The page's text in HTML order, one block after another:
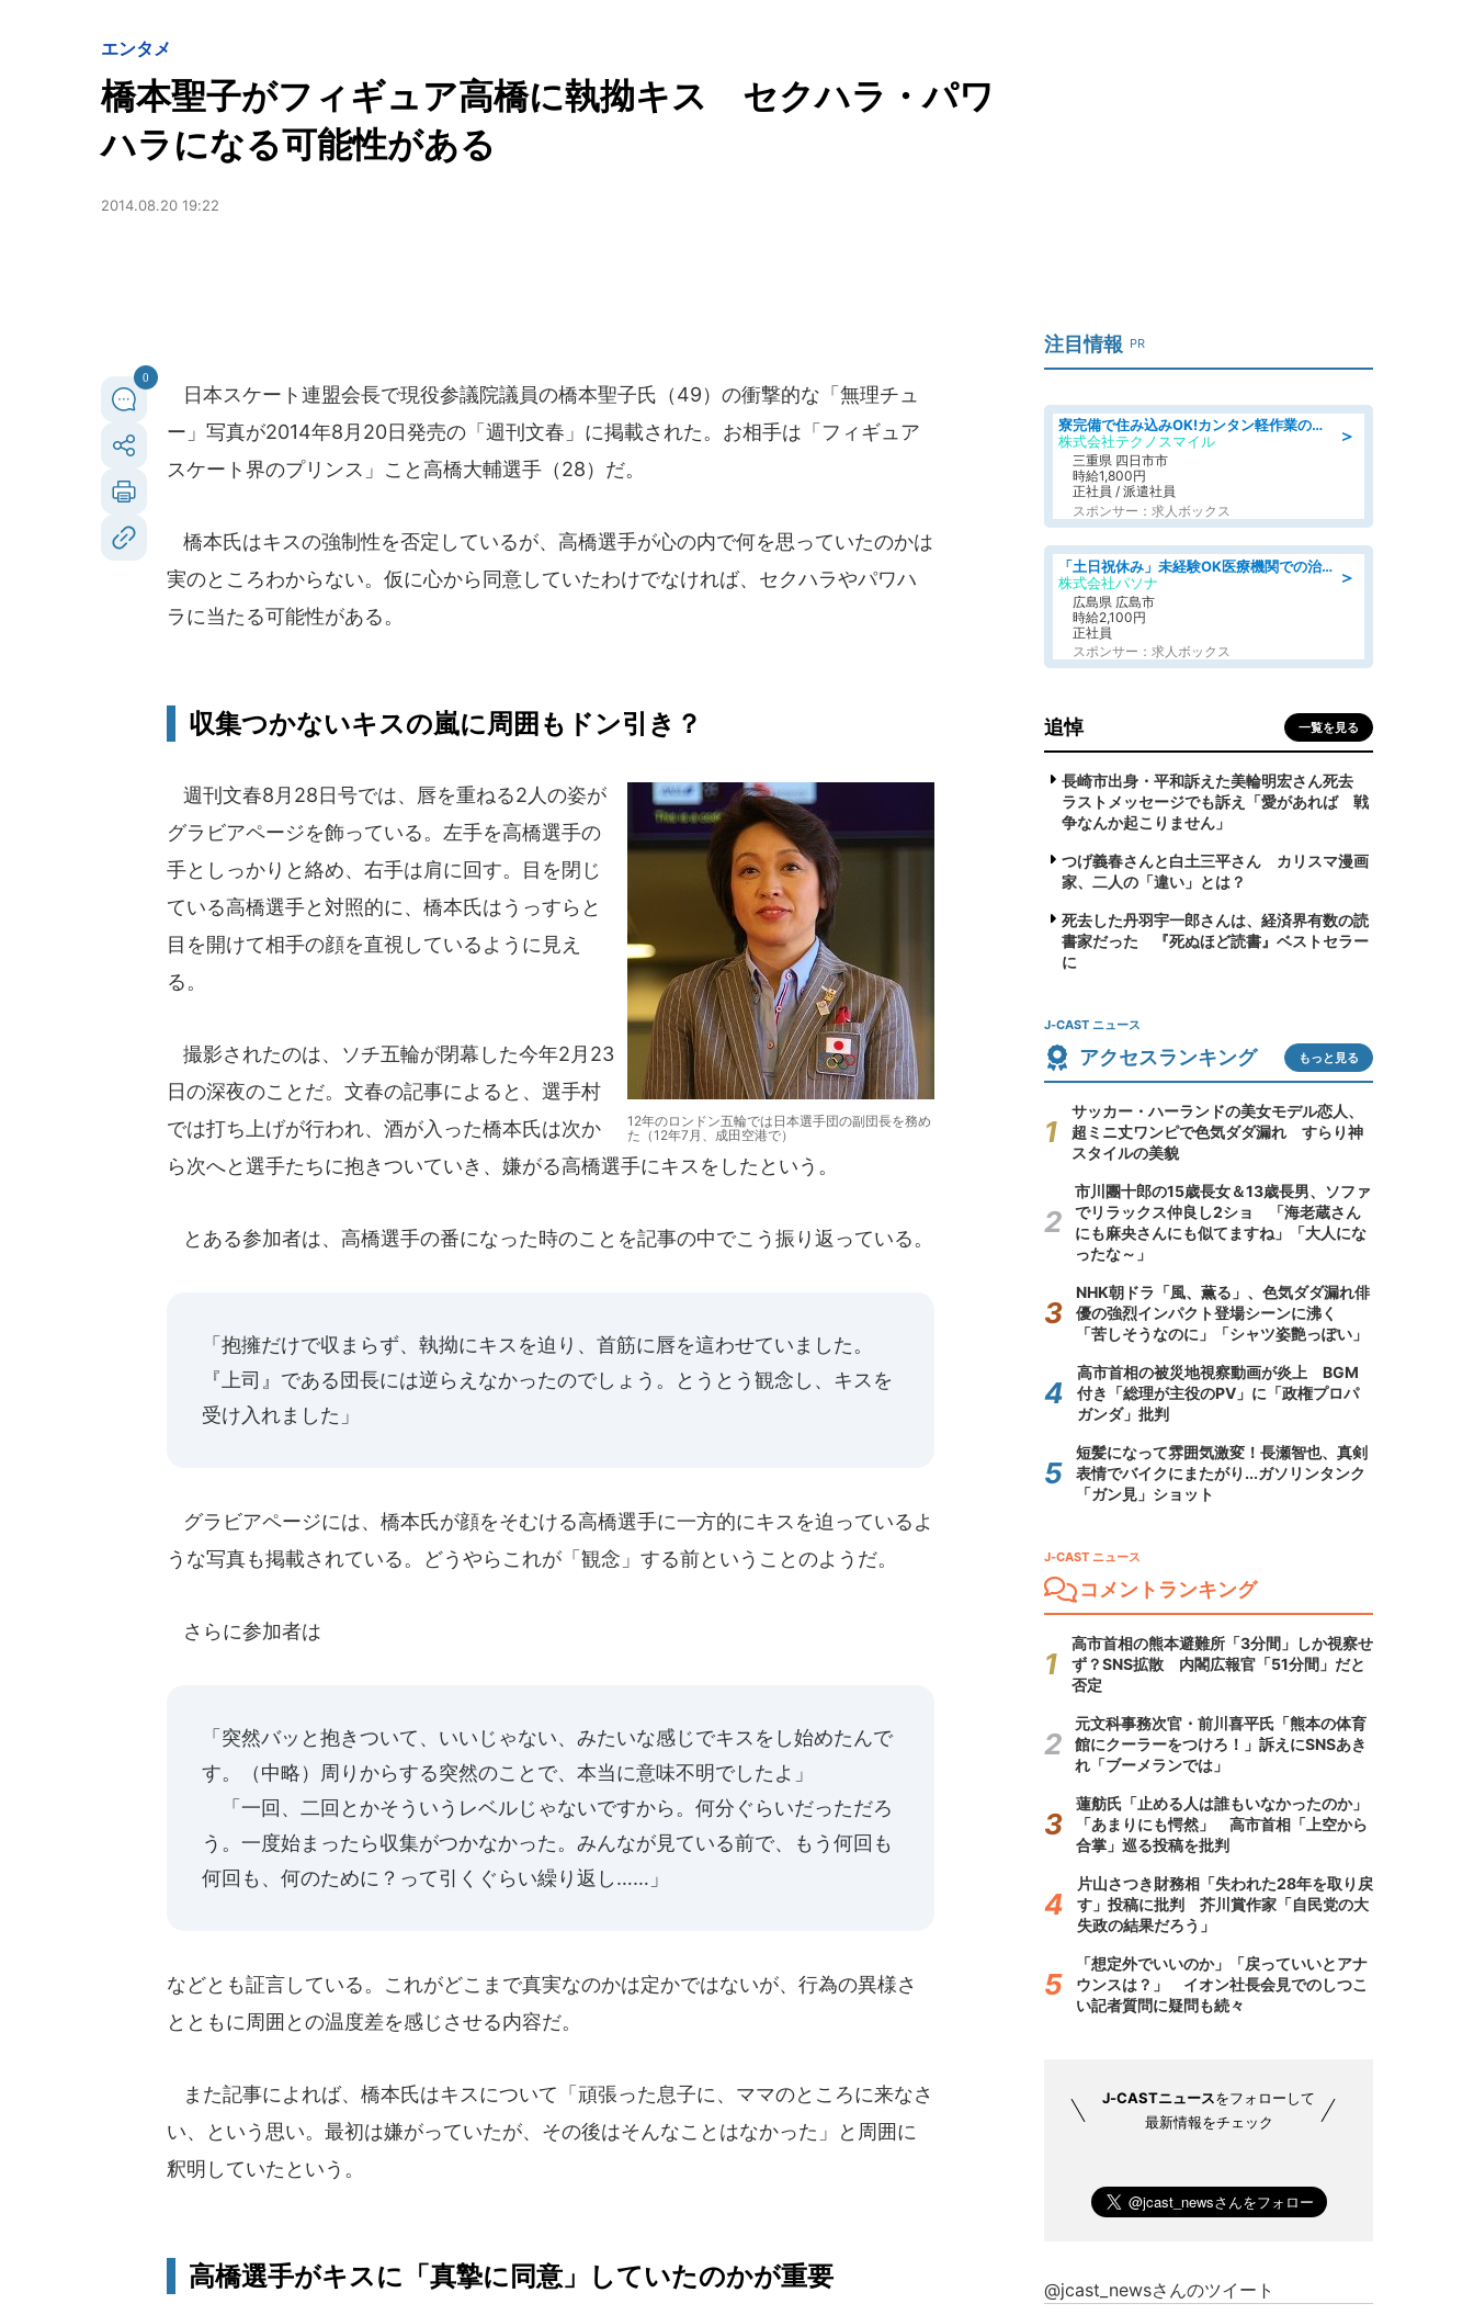
エンタメ
橋本聖子がフィギュア高橋に執拗キス セクハラ・パワ
ハラになる可能性がある
2014.08.20 19:22
0
日本スケート連盟会長で現役参議院議員の橋本聖子氏（49）の衝撃的な「無理チュ
ー」写真が2014年8月20日発売の「週刊文春」に掲載された。お相手は「フィギュア
スケート界のプリンス」こと高橋大輔選手（28）だ。
橋本氏はキスの強制性を否定しているが、高橋選手が心の内で何を思っていたのかは
実のところわからない。仮に心から同意していたわけでなければ、セクハラやパワハ
ラに当たる可能性がある。
収集つかないキスの嵐に周囲もドン引き？
12年のロンドン五輪では日本選手団の副団長を務め
た（12年7月、成田空港で）
週刊文春8月28日号では、唇を重ねる2人の姿が
グラビアページを飾っている。左手を高橋選手の
手としっかりと絡め、右手は肩に回す。目を閉じ
ている高橋選手と対照的に、橋本氏はうっすらと
目を開けて相手の顔を直視しているように見え
る。
撮影されたのは、ソチ五輪が閉幕した今年2月23
日の深夜のことだ。文春の記事によると、選手村
では打ち上げが行われ、酒が入った橋本氏は次か
ら次へと選手たちに抱きついていき、嫌がる高橋選手にキスをしたという。
とある参加者は、高橋選手の番になった時のことを記事の中でこう振り返っている。
「抱擁だけで収まらず、執拗にキスを迫り、首筋に唇を這わせていました。
『上司』である団長には逆らえなかったのでしょう。とうとう観念し、キスを
受け入れました」
グラビアページには、橋本氏が顔をそむける高橋選手に一方的にキスを迫っているよ
うな写真も掲載されている。どうやらこれが「観念」する前ということのようだ。
さらに参加者は
「突然バッと抱きついて、いいじゃない、みたいな感じでキスをし始めたんで
す。（中略）周りからする突然のことで、本当に意味不明でしたよ」
「一回、二回とかそういうレベルじゃないですから。何分ぐらいだっただろ
う。一度始まったら収集がつかなかった。みんなが見ている前で、もう何回も
何回も、何のために？って引くぐらい繰り返し……」
などとも証言している。これがどこまで真実なのかは定かではないが、行為の異様さ
とともに周囲との温度差を感じさせる内容だ。
また記事によれば、橋本氏はキスについて「頑張った息子に、ママのところに来なさ
い、という思い。最初は嫌がっていたが、その後はそんなことはなかった」と周囲に
釈明していたという。
高橋選手がキスに「真摯に同意」していたのかが重要
注目情報 PR
＞
寮完備で住み込みOK!カンタン軽作業のお仕事 denso aichi
株式会社テクノスマイル
三重県 四日市市
時給1,800円
正社員 / 派遣社員
スポンサー：求人ボックス
＞
「土日祝休み」未経験OK医療機関での治験コーディネーターのお仕事
株式会社パソナ
広島県 広島市
時給2,100円
正社員
スポンサー：求人ボックス
追悼 一覧を見る
長崎市出身・平和訴えた美輪明宏さん死去
ラストメッセージでも訴え「愛があれば 戦
争なんか起こりません」
つげ義春さんと白土三平さん カリスマ漫画
家、二人の「違い」とは？
死去した丹羽宇一郎さんは、経済界有数の読
書家だった 『死ぬほど読書』ベストセラー
に
J-CAST ニュース
アクセスランキング もっと見る
サッカー・ハーランドの美女モデル恋人、
超ミニ丈ワンピで色気ダダ漏れ すらり神
スタイルの美貌
市川團十郎の15歳長女＆13歳長男、ソファ
でリラックス仲良し2ショ 「海老蔵さん
にも麻央さんにも似てますね」「大人にな
ったな～」
NHK朝ドラ「風、薫る」、色気ダダ漏れ俳
優の強烈インパクト登場シーンに沸く
「苦しそうなのに」「シャツ姿艶っぽい」
高市首相の被災地視察動画が炎上 BGM
付き「総理が主役のPV」に「政権プロパ
ガンダ」批判
短髪になって雰囲気激変！長瀬智也、真剣
表情でバイクにまたがり...ガソリンタンク
「ガン見」ショット
J-CAST ニュース
コメントランキング
高市首相の熊本避難所「3分間」しか視察せ
ず？SNS拡散 内閣広報官「51分間」だと
否定
元文科事務次官・前川喜平氏「熊本の体育
館にクーラーをつけろ！」訴えにSNSあき
れ「ブーメランでは」
蓮舫氏「止める人は誰もいなかったのか」
「あまりにも愕然」 高市首相「上空から
合掌」巡る投稿を批判
片山さつき財務相「失われた28年を取り戻
す」投稿に批判 芥川賞作家「自民党の大
失政の結果だろう」
「想定外でいいのか」「戻っていいとアナ
ウンスは？」 イオン社長会見でのしつこ
い記者質問に疑問も続々
J-CASTニュースをフォローして
最新情報をチェック
@jcast_newsさんのツイート